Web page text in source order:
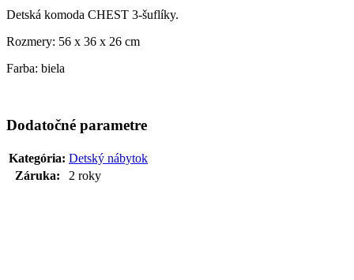
Detská komoda CHEST 3-šuflíky.
Rozmery: 56 x 36 x 26 cm
Farba: biela
Dodatočné parametre
Kategória: Detský nábytok
Záruka: 2 roky